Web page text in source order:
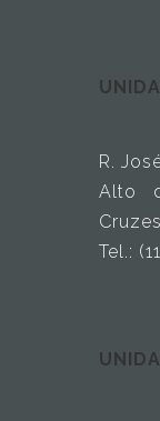
R.
Alto
Tel.: